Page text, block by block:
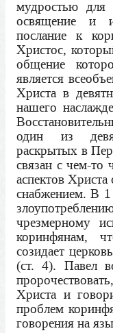
мудростью для
освящение и
послание к
Христос,
общение
является
Христа в
нашего
один из
раскрытых в
связан с чем-то
аспектов
снабжением. В
чрезмерному
коринфянам,
созидает
(ст. 4). Павел
Христа и
проблем
говорения на